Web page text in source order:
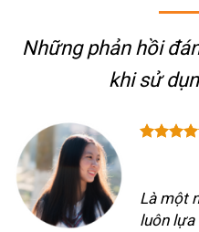
Những phản hồi
khi sử
Là một
luôn